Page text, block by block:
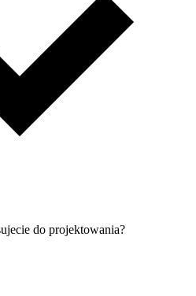
do projektowania?